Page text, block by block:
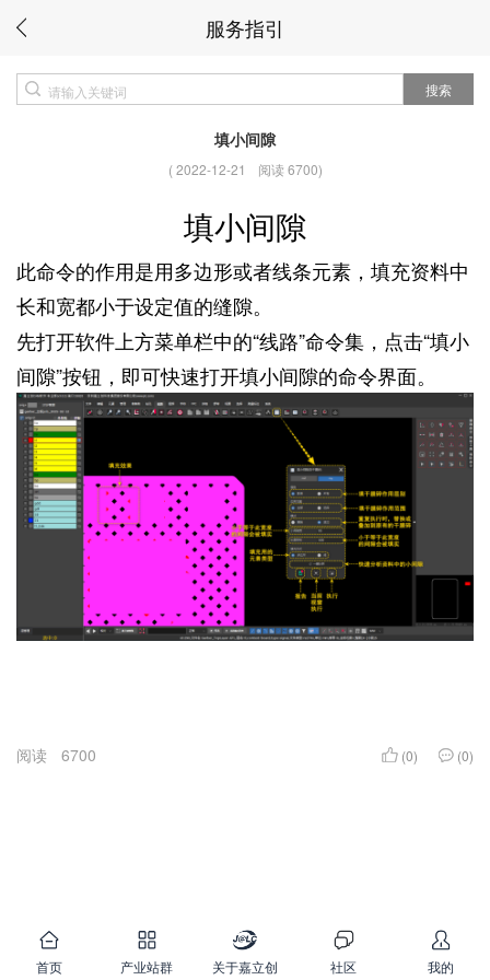
服务指引
搜索
填小间隙
(2022-12-21 阅读 6700)
填小间隙
此命令的作用是用多边形或者线条元素，填充资料中
长和宽都小于设定值的缝隙。
先打开软件上方菜单栏中的“线路”命令集，点击“填小
间隙”按钮，即可快速打开填小间隙的命令界面。
阅读 6700 (0) (0)
首页 产业站群 关于嘉立创 社区 我的